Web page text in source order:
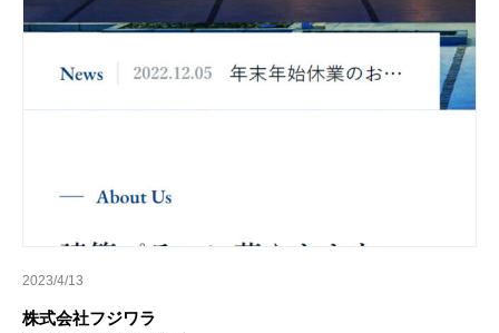
2023/4/13
株式会社フジワラ